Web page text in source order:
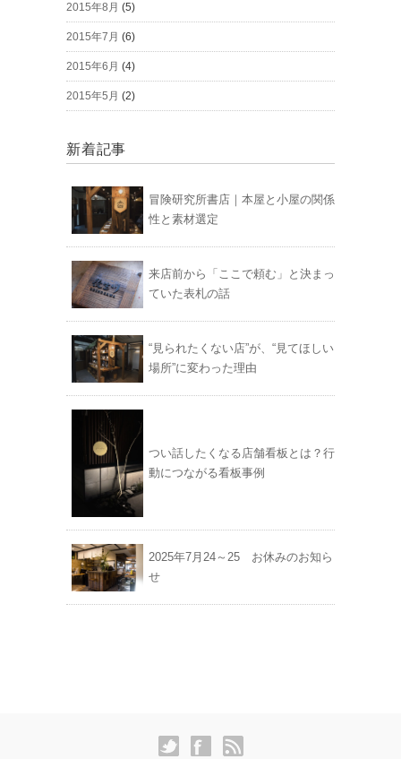
2015年8月 (5)
2015年7月 (6)
2015年6月 (4)
2015年5月 (2)
新着記事
冒険研究所書店｜本屋と小屋の関係
性と素材選定
来店前から「ここで頼む」と決まっ
ていた表札の話
“見られたくない店”が、“見てほしい
場所”に変わった理由
つい話したくなる店舗看板とは？行
動につながる看板事例
2025年7月24～25 お休みのお知ら
せ